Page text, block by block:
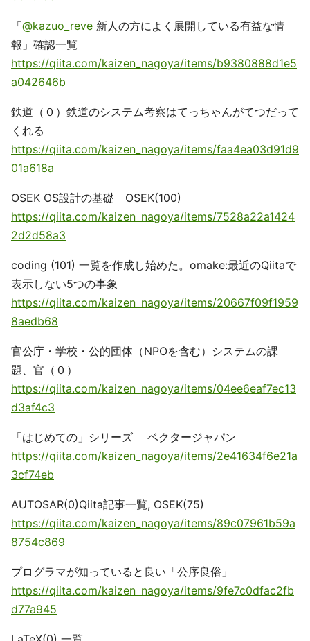
「@kazuo_reve 新人の方によく展開している有益な情
報」確認一覧
https://qiita.com/kaizen_nagoya/items/b9380888d1e5
a042646b
鉄道（０）鉄道のシステム考察はてっちゃんがてつだって
くれる
https://qiita.com/kaizen_nagoya/items/faa4ea03d91d9
01a618a
OSEK OS設計の基礎 OSEK(100)
https://qiita.com/kaizen_nagoya/items/7528a22a1424
2d2d58a3
coding (101) 一覧を作成し始めた。omake:最近のQiitaで
表示しない5つの事象
https://qiita.com/kaizen_nagoya/items/20667f09f1959
8aedb68
官公庁・学校・公的団体（NPOを含む）システムの課
題、官（０）
https://qiita.com/kaizen_nagoya/items/04ee6eaf7ec13
d3af4c3
「はじめての」シリーズ ベクタージャパン
https://qiita.com/kaizen_nagoya/items/2e41634f6e21a
3cf74eb
AUTOSAR(0)Qiita記事一覧, OSEK(75)
https://qiita.com/kaizen_nagoya/items/89c07961b59a
8754c869
プログラマが知っていると良い「公序良俗」
https://qiita.com/kaizen_nagoya/items/9fe7c0dfac2fb
d77a945